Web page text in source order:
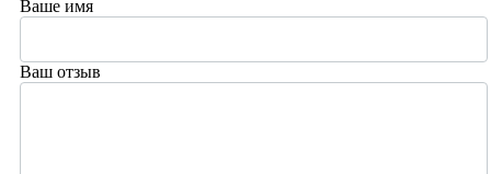
Ваше имя
Ваш отзыв